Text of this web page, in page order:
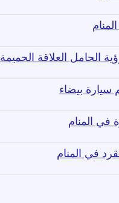
الحامل العلاقة الحميمة
سيارة بيضاء
في المنام
في المنام